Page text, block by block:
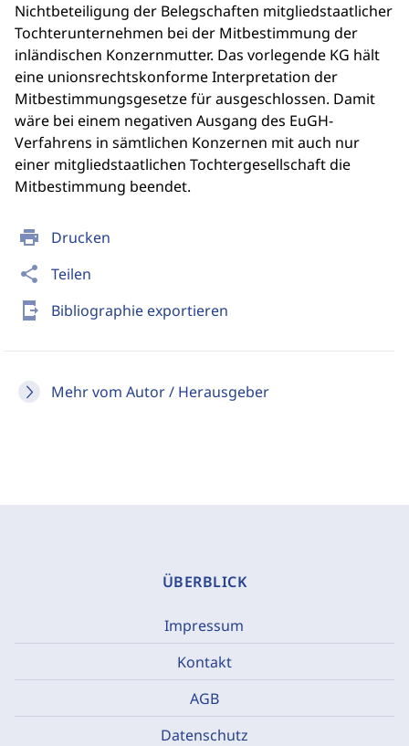
print Drucken
share Teilen
send_to_mobile Bibliographie exportieren
Mehr vom Autor / Herausgeber
Nichtbeteiligung der Belegschaften mitgliedstaatlicher
Tochterunternehmen bei der Mitbestimmung der
inländischen Konzernmutter. Das vorlegende KG hält
eine unionsrechtskonforme Interpretation der
Mitbestimmungsgesetze für ausgeschlossen. Damit
wäre bei einem negativen Ausgang des EuGH-
Verfahrens in sämtlichen Konzernen mit auch nur
einer mitgliedstaatlichen Tochtergesellschaft die
Mitbestimmung beendet.
ÜBERBLICK
Impressum
Kontakt
AGB
Datenschutz